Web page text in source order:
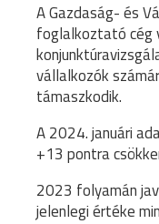
A Gazdaság- és
foglalkoztató cég
vállalkozók
támaszkodik.
A 2024. januári
+13 pontra
2023 folyamán
jelenlegi értéke